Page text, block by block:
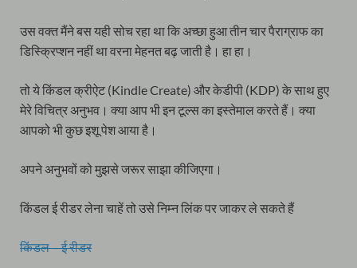
उस वक्त मैंने बस यही सोच रहा था कि अच्छा हुआ तीन चार पैराग्राफ का
डिस्क्रिप्शन नहीं था वरना मेहनत बढ़ जाती है। हा हा।
तो ये किंडल क्रीऐट (Kindle Create) और केडीपी (KDP) के साथ हुए
मेरे विचित्र अनुभव। क्या आप भी इन टूल्स का इस्तेमाल करते हैं। क्या
आपको भी कुछ इशू पेश आया है।
अपने अनुभवों को मुझसे जरूर साझा कीजिएगा।
किंडल ई रीडर लेना चाहें तो उसे निम्न लिंक पर जाकर ले सकते हैं
किंडल – ई रीडर